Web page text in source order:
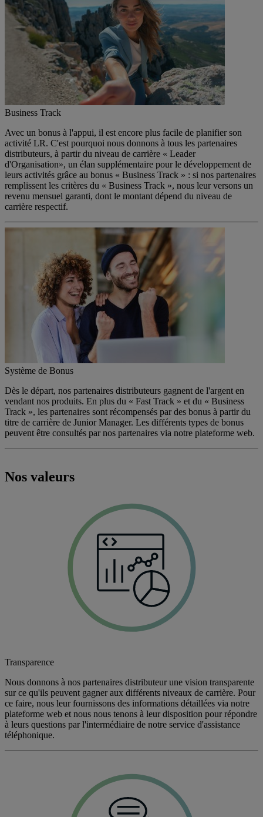
Business Track
Avec un bonus à l'appui, il est encore plus facile de planifier son
activité LR. C'est pourquoi nous donnons à tous les partenaires
distributeurs, à partir du niveau de carrière « Leader
d'Organisation», un élan supplémentaire pour le développement de
leurs activités grâce au bonus « Business Track » : si nos partenaires
remplissent les critères du « Business Track », nous leur versons un
revenu mensuel garanti, dont le montant dépend du niveau de
carrière respectif.
Système de Bonus
Dès le départ, nos partenaires distributeurs gagnent de l'argent en
vendant nos produits. En plus du « Fast Track » et du « Business
Track », les partenaires sont récompensés par des bonus à partir du
titre de carrière de Junior Manager. Les différents types de bonus
peuvent être consultés par nos partenaires via notre plateforme web.
Nos valeurs
Transparence
Nous donnons à nos partenaires distributeur une vision transparente
sur ce qu'ils peuvent gagner aux différents niveaux de carrière. Pour
ce faire, nous leur fournissons des informations détaillées via notre
plateforme web et nous nous tenons à leur disposition pour répondre
à leurs questions par l'intermédiaire de notre service d'assistance
téléphonique.